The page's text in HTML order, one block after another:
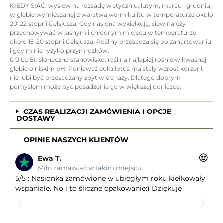
KIEDY SIAĆ: wysiew na rozsadę w styczniu, lutym, marcu i grudniu,
w glebie wymieszanej z warstwą wermikulitu w temperaturze około
20-22 stopni Celsjusza. Gdy nasiona wykiełkują, siew należy
przechowywać w jasnym i chłodnym miejscu w temperaturze
około 15-20 stopni Celsjusza. Rośliny przesadza się po zahartowaniu
i gdy minie ryzyko przymrozków.
CO LUBI: słoneczne stanowisko; roślina najlepiej rośnie w kwaśnej
glebie o niskim pH. Ponieważ eukaliptus ma stały wzrost korzeni,
nie lubi być przesadzany zbyt wiele razy. Dlatego dobrym
pomysłem może być posadzenie go w większej doniczce.
CZAS REALIZACJI ZAMÓWIENIA I OPCJE
DOSTAWY
OPINIE NASZYCH KLIENTÓW
Ewa T.
Miło zamawiać w takim miejscu
5/5 : Nasionka zamówione w ubiegłym roku kiełkowały
wspaniale. No i to śliczne opakowanie:) Dziękuję